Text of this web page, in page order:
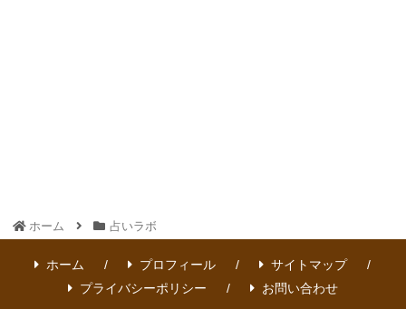
ホーム 占いラボ
ホーム プロフィール
サイトマップ
プライバシーポリシー
お問い合わせ